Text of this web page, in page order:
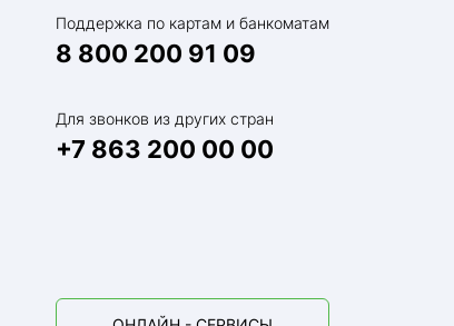
Поддержка по картам и банкоматам
8 800 200 91 09
Для звонков из других стран
+7 863 200 00 00